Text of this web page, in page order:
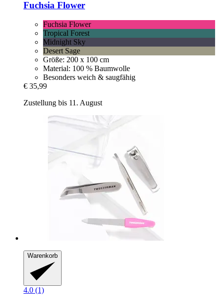
Fuchsia Flower
Fuchsia Flower
Tropical Forest
Midnight Sky
Desert Sage
Größe: 200 x 100 cm
Material: 100 % Baumwolle
Besonders weich & saugfähig
€ 35,99
Zustellung bis 11. August
Warenkorb
4.0 (1)